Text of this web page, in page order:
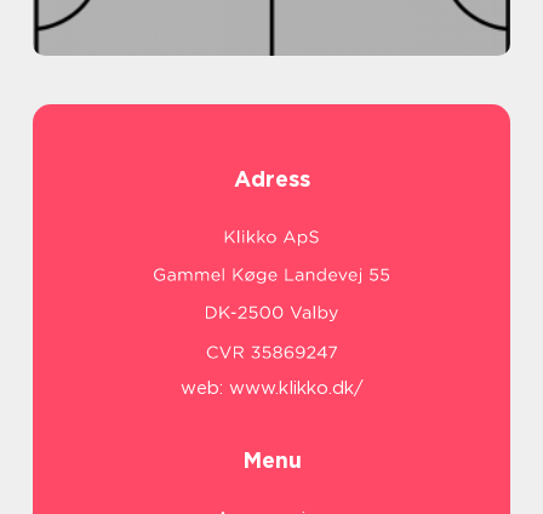
Adress
web: www.klikko.dk/
Menu